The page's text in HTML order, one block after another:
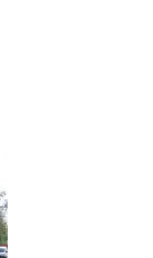
nous !